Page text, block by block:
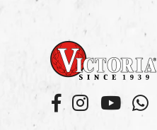
FacebookInstagramYouTube